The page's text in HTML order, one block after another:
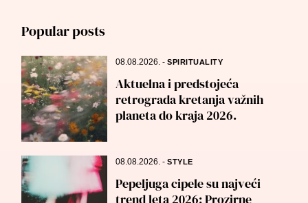
Popular posts
08.08.2026.-SPIRITUALITY
Aktuelna i predstojeća
retrograda kretanja važnih
planeta do kraja 2026.
08.08.2026.-STYLE
Pepeljuga cipele su najveći
trend leta 2026: Prozirne